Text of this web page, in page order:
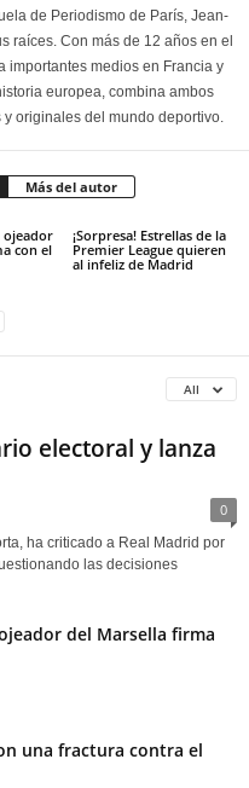
de Periodismo de París, Jean-
raíces. Con más de 12 años en el
importantes medios en Francia y
europea, combina ambos
originales del mundo deportivo.
Más del autor
ojeador
con el
¡Sorpresa! Estrellas de la
Premier League quieren
al infeliz de Madrid
All
electoral y lanza
0
ha criticado a Real Madrid por
las decisiones
del Marsella firma
una fractura contra el